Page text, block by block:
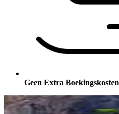
Geen Extra Boekingskosten